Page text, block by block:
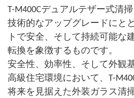
T-M400Cデュアルテザー式清
技術的なアップグレードにと
トで安全、そして持続可能な
転換を象徴するものです。
安全性、効率性、そして外観
高級住宅環境において、T-
将来を見据えた外装ガラス清